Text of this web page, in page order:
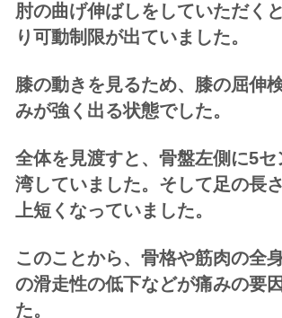
肘の曲げ伸ばしをしていただく
り可動制限が出ていました。
膝の動きを見るため、膝の屈伸
みが強く出る状態でした。
全体を見渡すと、骨盤左側に5
湾していました。そして足の長
上短くなっていました。
このことから、骨格や筋肉の全
の滑走性の低下などが痛みの要
た。